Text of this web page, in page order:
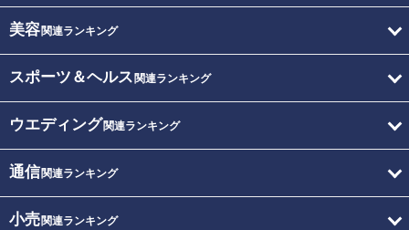
美容関連ランキング
スポーツ＆ヘルス 関連ランキング
ウエディング関連ランキング
通信関連ランキング
小売関連ランキング